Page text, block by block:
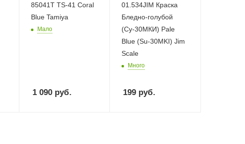
85041T TS-41 Coral
Blue Tamiya
Мало
1 090руб.
01.534JIM Краска
Бледно-голубой
(Су-30МКИ) Pale
Blue (Su-30MKI) Jim
Scale
Много
199 руб.